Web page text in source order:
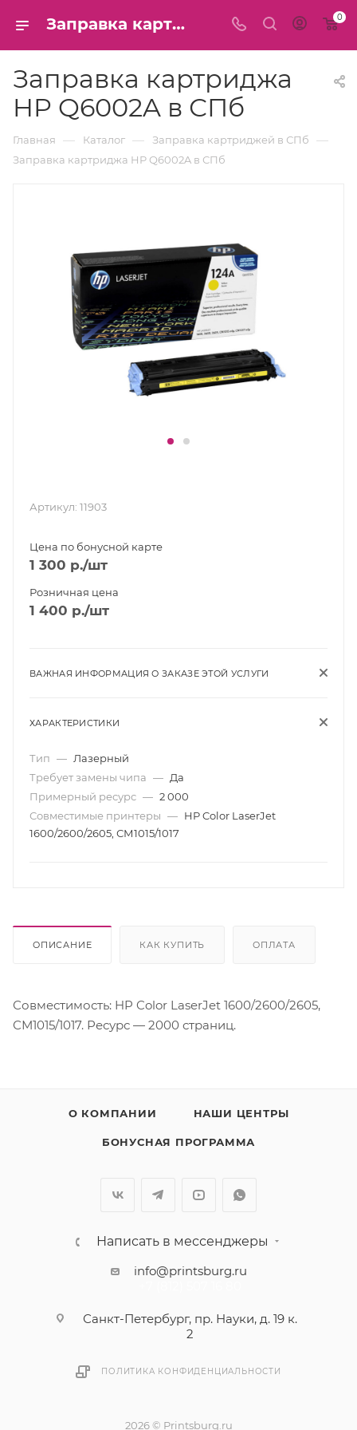
Заправка картриджа HP Q6002A в СПб 0
Заправка картриджа
HP Q6002A в СПб
Главная — Каталог — Заправка картриджей в СПб —
Заправка картриджа HP Q6002A в СПб
Артикул: 11903
Цена по бонусной карте
1 300 р./шт
Розничная цена
1 400 р./шт
ВАЖНАЯ ИНФОРМАЦИЯ О ЗАКАЗЕ ЭТОЙ УСЛУГИ
ХАРАКТЕРИСТИКИ
Тип — Лазерный
Требует замены чипа — Да
Примерный ресурс — 2 000
Совместимые принтеры — HP Color LaserJet
1600/2600/2605, СМ1015/1017
ОПИСАНИЕ КАК КУПИТЬ ОПЛАТА
Совместимость: HP Color LaserJet 1600/2600/2605,
СМ1015/1017. Ресурс — 2000 страниц.
О КОМПАНИИ НАШИ ЦЕНТРЫ
БОНУСНАЯ ПРОГРАММА
Написать в мессенджеры
info@printsburg.ru
Санкт-Петербург, пр. Науки, д. 19 к.
2
ПОЛИТИКА КОНФИДЕНЦИАЛЬНОСТИ
2026 © Printsburg.ru